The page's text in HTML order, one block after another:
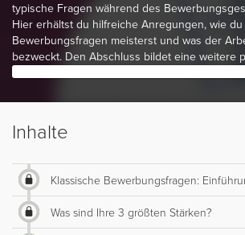
typische Fragen während des
Hier erhältst du hilfreiche Anregungen, wie
Bewerbungsfragen meisterst und was der
bezweckt. Den Abschluss bildet eine weitere
Inhalte
Klassische Bewerbungsfragen:
Was sind Ihre 3 größten Stärken?